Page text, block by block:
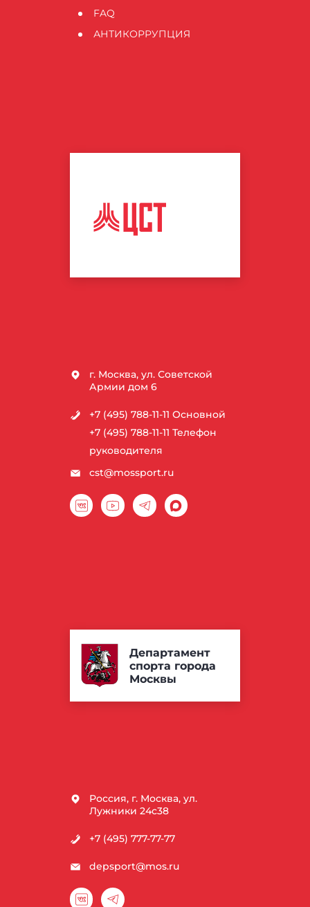
FAQ
АНТИКОРРУПЦИЯ
ЦЕНТР
г. Москва, ул. Советской
Армии дом 6
+7 (495) 788-11-11 Основной
+7 (495) 788-11-11 Телефон
руководителя
cst@mossport.ru
Департамент
спорта города
Москвы
Россия, г. Москва, ул.
Лужники 24с38
+7 (495) 777-77-77
depsport@mos.ru